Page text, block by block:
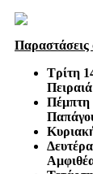
Παραστάσεις
Τρίτη
Πειραιά
Πέμπτη